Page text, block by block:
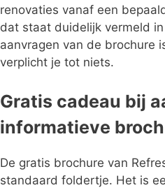
renovaties vanaf een
dat staat duidelijk vermeld
aanvragen van de brochure
verplicht je tot niets.
Gratis cadeau bij
informatieve
De gratis brochure van
standaard foldertje. Het is